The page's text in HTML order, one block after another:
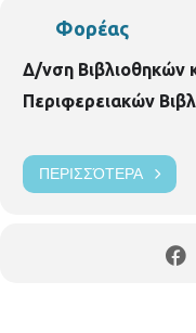
Φορέας
Δ/νση Βιβλιοθηκών
Περιφερειακών
ΠΕΡΙΣΣΌΤΕΡΑ